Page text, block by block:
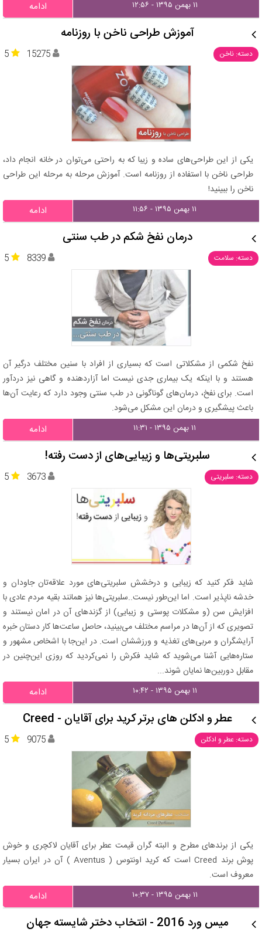
۱۱ بهمن ۱۳۹۵ - ۱۲:۵۶ ادامه
آموزش طراحی ناخن با روزنامه
دسته: ناخن 5 15275
یکی از این طراحی‌های ساده و زیبا که به راحتی می‌توان در خانه انجام داد،
طراحی ناخن با استفاده از روزنامه است. آموزش مرحله به مرحله این طراحی
ناخن را ببینید!
۱۱ بهمن ۱۳۹۵ - ۱۱:۵۶ ادامه
درمان نفخ شکم در طب سنتی
دسته: سلامت 5 8339
نفخ شکمی از مشکلاتی است که بسیاری از افراد با سنین مختلف درگیر آن
هستند و با اینکه یک بیماری جدی نیست اما آزاردهنده و گاهی نیز دردآور
است. برای نفخ، درمان‌های گوناگونی در طب سنتی وجود دارد که رعایت آن‌ها
باعث پیشگیری و درمان این مشکل می‌شود.
۱۱ بهمن ۱۳۹۵ - ۱۱:۳۱ ادامه
سلبریتی‌ها و زیبایی‌های از دست رفته!
دسته: سلبریتی 5 3673
شاید فکر کنید که زیبایی و درخشش سلبریتی‌های مورد علاقه‌تان جاودان و
خدشه ناپذیر است. اما این‌طور نیست..سلبریتی‌ها نیز همانند بقیه مردم عادی با
افزایش سن (و مشکلات پوستی و زیبایی) از گزندهای آن در امان نیستند و
تصویری که از آن‌ها در مراسم‌ مختلف می‌بینید، حاصل ساعت‌ها کار دستان خبره
آرایشگران و مربی‌های تغذیه و ورزششان است. در این‌جا با اشخاص مشهور و
ستاره‌هایی آشنا می‌شوید که شاید فکرش را نمی‌کردید که روزی این‌چنین در
مقابل دوربین‌ها نمایان شوند...
۱۱ بهمن ۱۳۹۵ - ۱۰:۴۲ ادامه
عطر و ادکلن های برتر کرید برای آقایان - Creed
دسته: عطر و ادکلن 5 9075
یکی از برندهای مطرح و البته گران قیمت عطر برای آقایان لاکچری و خوش
پوش برند Creed است که کرید اونتوس ( Aventus ) آن در ایران بسیار
معروف است.
۱۱ بهمن ۱۳۹۵ - ۱۰:۳۷ ادامه
میس ورد 2016 - انتخاب دختر شایسته جهان